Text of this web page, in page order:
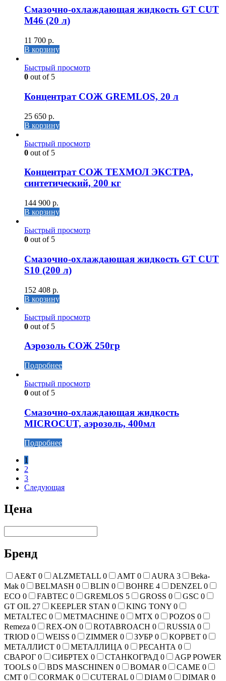
Cмазочно-охлаждающая жидкость GT CUT
M46 (20 л)
11 700 р.
В корзину
Быстрый просмотр
0 out of 5
Концентрат СОЖ GREMLOS, 20 л
25 650 р.
В корзину
Быстрый просмотр
0 out of 5
Концентрат СОЖ ТЕХМОЛ ЭКСТРА,
синтетический, 200 кг
144 900 р.
В корзину
Быстрый просмотр
0 out of 5
Cмазочно-охлаждающая жидкость GT CUT
S10 (200 л)
152 408 р.
В корзину
Быстрый просмотр
0 out of 5
Аэрозоль СОЖ 250гр
Подробнее
Быстрый просмотр
0 out of 5
Смазочно-охлаждающая жидкость
MICROCUT, аэрозоль, 400мл
Подробнее
1
2
3
Следующая
Цена
Бренд
AE&T 0 ALZMETALL 0 AMT 0 AURA 3
Beka-
Mak 0 BELMASH 0 BLIN 0 BOHRE 4 DENZEL 0
ECO 0 FABTEC 0 GREMLOS 5 GROSS 0 GSC 0
GT OIL 27 KEEPLER STAN 0 KING TONY 0
METALTEC 0 METMACHINE 0 MTX 0 POZOS 0
Remeza 0 REX-ON 0 ROTABROACH 0 RUSSIA 0
TRIOD 0 WEISS 0 ZIMMER 0 ЗУБР 0 КОРВЕТ 0
МЕТАЛЛИСТ 0 МЕТАЛЛИЦА 0 РЕСАНТА 0
СВАРОГ 0 СИБРТЕХ 0 СТАНКОГРАД 0
AGP POWER
TOOLS 0 BDS MASCHINEN 0 BOMAR 0 CAME 0
CMT 0 CORMAK 0 CUTERAL 0 DIAM 0 DIMAR 0